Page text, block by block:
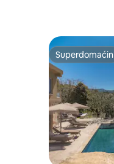
Superdomaćin
Superdomaćin